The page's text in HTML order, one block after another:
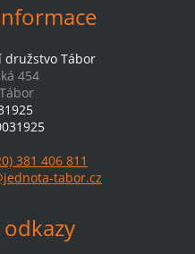
družstvo Tábor
454
381 406 811
tabor.cz